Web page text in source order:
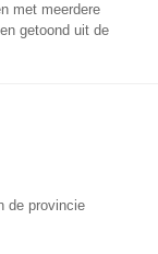
met meerdere
getoond uit de
de provincie